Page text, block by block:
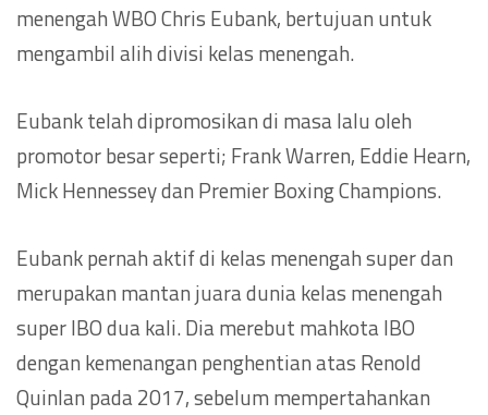
menengah WBO Chris Eubank, bertujuan untuk
mengambil alih divisi kelas menengah.
Eubank telah dipromosikan di masa lalu oleh
promotor besar seperti; Frank Warren, Eddie Hearn,
Mick Hennessey dan Premier Boxing Champions.
Eubank pernah aktif di kelas menengah super dan
merupakan mantan juara dunia kelas menengah
super IBO dua kali. Dia merebut mahkota IBO
dengan kemenangan penghentian atas Renold
Quinlan pada 2017, sebelum mempertahankan